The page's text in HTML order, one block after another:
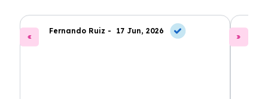
Fernando Ruiz - 17 Jun, 2026